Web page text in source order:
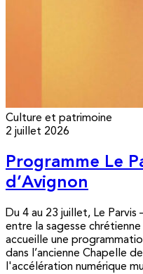
Culture et patrimoine
2 juillet 2026
Programme Le
d’Avignon
Du 4 au 23 juillet, Le Parvis
entre la sagesse
accueille une
dans l’ancienne Chapelle
l'accélération numérique